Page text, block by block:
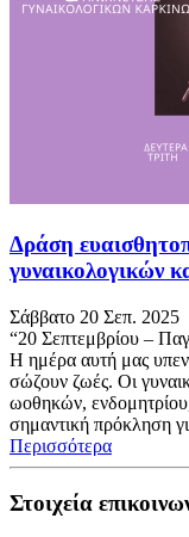
Δράση
γυναικολογικών
Σάββατο 20 Σεπ. 2025
“20 Σεπτεμβρίου –
Η ημέρα αυτή μας
σώζουν ζωές. Οι
ωοθηκών,
σημαντική πρόκληση
Περισσότερα
Στοιχεία